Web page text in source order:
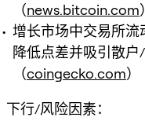
（news.bitcoin.com）
增长市场中交易所流
降低点差并吸引散户/
（coingecko.com）
下行/风险因素：